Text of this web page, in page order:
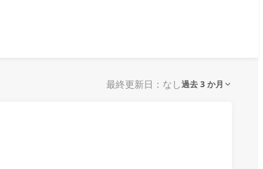
最終更新日：なし過去 3 か月